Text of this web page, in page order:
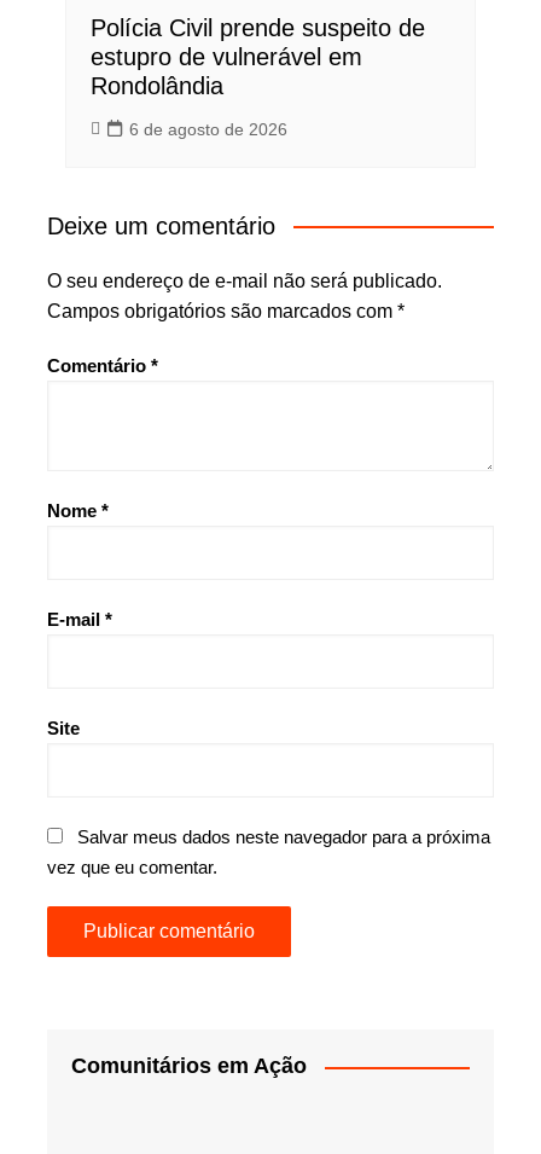
Polícia Civil prende suspeito de
estupro de vulnerável em
Rondolândia
6 de agosto de 2026
Deixe um comentário
O seu endereço de e-mail não será publicado.
Campos obrigatórios são marcados com *
Comentário *
Nome *
E-mail *
Site
Salvar meus dados neste navegador para a próxima
vez que eu comentar.
Comunitários em Ação